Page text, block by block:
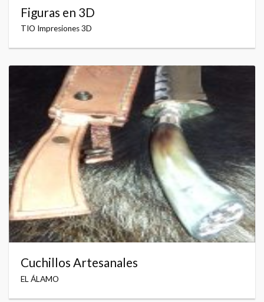
Figuras en 3D
TIO Impresiones 3D
Cuchillos Artesanales
EL ÁLAMO